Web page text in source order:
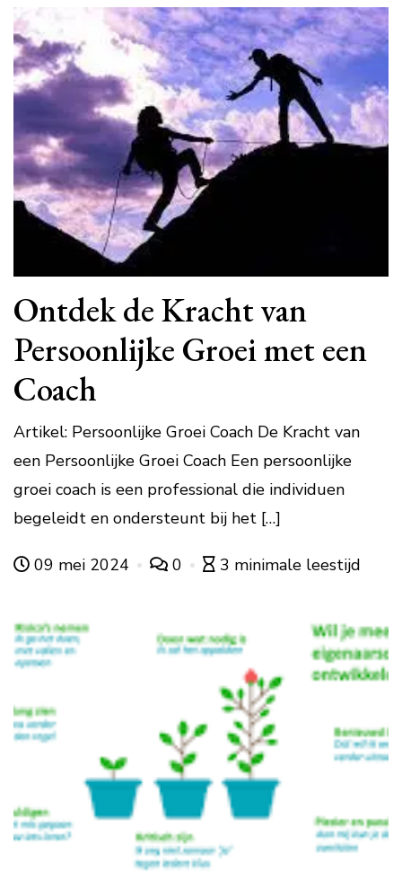
Ontdek de Kracht van
Persoonlijke Groei met een
Coach
Artikel: Persoonlijke Groei Coach De Kracht van
een Persoonlijke Groei Coach Een persoonlijke
groei coach is een professional die individuen
begeleidt en ondersteunt bij het […]
09 mei 2024 0 3 minimale leestijd